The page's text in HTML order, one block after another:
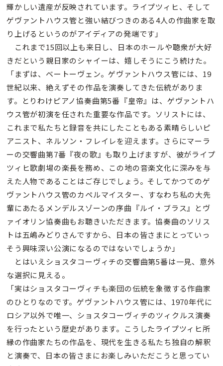
輝かしい遺産が反映されています。ライプツィヒ、そして
ゲヴァントハウス管と強い結びつきのある4人の作曲家を取
り上げるというのがアイディアの発端です」
これまで15回以上も来日し、日本のホールや聴衆が大好
きだという親日家のシャイーは、嬉しそうにこう続けた。
「まずは、ベートーヴェン。ゲヴァントハウス管には、19
世紀以来、絶えずその作品を演奏してきた伝統がありま
す。とりわけピアノ協奏曲第5番『皇帝』は、ゲヴァントハ
ウス管が初演を任された重要な作品です。ソリストには、
これまで私たちと録音を共にしたこともある素晴らしいピ
アニスト、ネルソン・フレイレを迎えます。さらにマーラ
ーの交響曲第7番『夜の歌』も取り上げますが、彼がライプ
ツィヒ歌劇場の楽長を務め、この地の音楽文化に深みを与
えた人物であることはご存じでしょう。そしてかつてのゲ
ヴァントハウス管のカペルマイスター、すなわち私の大先
輩にあたるメンデルスゾーンの序曲『ルイ・ブラス』とヴ
ァイオリン協奏曲もお聴きいただきます。協奏曲のソリス
トは五嶋みどりさんですから、日本の皆さまにとっていっ
そう興味深い公演になるのではないでしょうか」
とはいえショスタコーヴィチの交響曲第5番は一見、意外
な選択に見える。
「実はショスタコーヴィチも楽団の伝統を象徴する作曲家
のひとりなのです。ゲヴァントハウス管には、1970年代に
ロシア以外で唯一、ショスタコーヴィチのツィクルス演奏
を行ったという歴史があります。こうしたライプツィヒ所
縁の作曲家たちの作品を、現代を生きる私たち独自の解釈
と演奏で、日本の皆さまにお楽しみいただこうと思ってい